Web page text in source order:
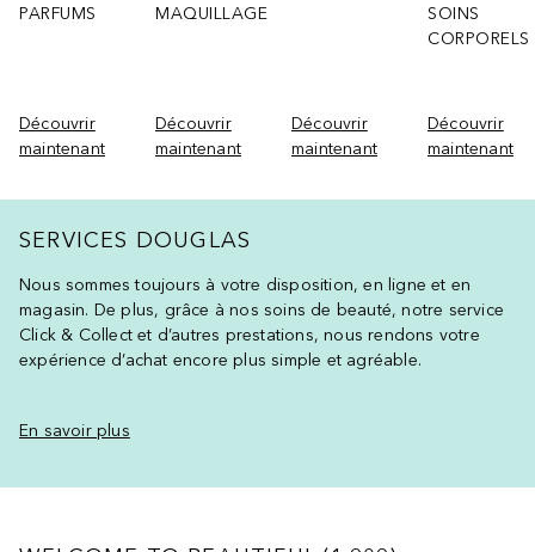
PARFUMS
Découvrir
maintenant
MAQUILLAGE
Découvrir
maintenant
Découvrir
maintenant
SOINS
CORPORELS
Découvrir
maintenant
SERVICES DOUGLAS
Nous sommes toujours à votre disposition, en ligne et en
magasin. De plus, grâce à nos soins de beauté, notre service
Click & Collect et d’autres prestations, nous rendons votre
expérience d’achat encore plus simple et agréable.
En savoir plus